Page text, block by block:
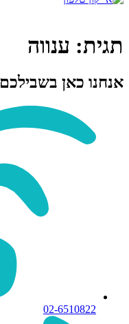
תגית: ענווה
אנחנו כאן בשבילכם:
02-6510822